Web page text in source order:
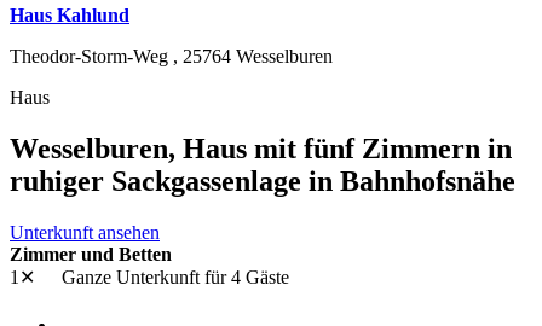
Haus Kahlund
Theodor-Storm-Weg , 25764 Wesselburen
Haus
Wesselburen, Haus mit fünf Zimmern in
ruhiger Sackgassenlage in Bahnhofsnähe
Unterkunft ansehen
Zimmer und Betten
1✕
Ganze Unterkunft für 4 Gäste